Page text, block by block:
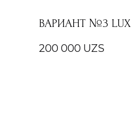
ВАРИАНТ №3 LUX
200 000 UZS